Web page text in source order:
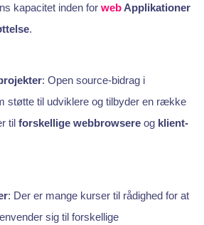
kapacitet inden for web Applikationer
.
: Open source-bidrag i
støtte til udviklere og tilbyder en række
til forskellige webbrowsere og klient-
: Der er mange kurser til rådighed for at
sig til forskellige